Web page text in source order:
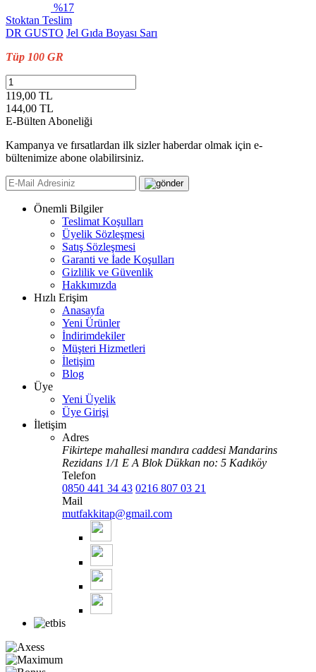
%17
Stoktan Teslim
DR GUSTO Jel Gıda Boyası Sarı
Tüp 100 GR
119,00 TL
144,00 TL
E-Bülten Aboneliği
Kampanya ve fırsatlardan ilk sizler haberdar olmak için e-
bültenimize abone olabilirsiniz.
Önemli Bilgiler
Teslimat Koşulları
Üyelik Sözleşmesi
Satış Sözleşmesi
Garanti ve İade Koşulları
Gizlilik ve Güvenlik
Hakkımızda
Hızlı Erişim
Anasayfa
Yeni Ürünler
İndirimdekiler
Müşteri Hizmetleri
İletişim
Blog
Üye
Yeni Üyelik
Üye Girişi
İletişim
Adres
Fikirtepe mahallesi mandıra caddesi Mandarins
Rezidans 1/1 E A Blok Dükkan no: 5 Kadıköy
Telefon
0850 441 34 43 0216 807 03 21
Mail
mutfakkitap@gmail.com